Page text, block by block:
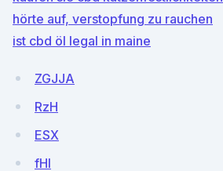
hörte auf, verstopfung zu rauchen
ist cbd öl legal in maine
ZGJJA
RzH
ESX
fHI